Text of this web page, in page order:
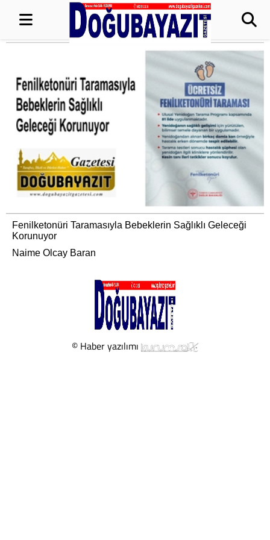
Fenilketonüri Taramasıyla Bebeklerin Sağlıklı Geleceği
Korunuyor
Naime Olcay Baran
© Haber yazılımı